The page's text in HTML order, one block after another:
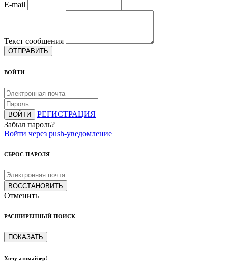
E-mail
Текст сообщения
ОТПРАВИТЬ
ВОЙТИ
ВОЙТИ
РЕГИСТРАЦИЯ
Забыл пароль?
Войти через push-уведомление
СБРОС ПАРОЛЯ
ВОССТАНОВИТЬ
Отменить
РАСШИРЕННЫЙ ПОИСК
ПОКАЗАТЬ
Хочу атомайзер!